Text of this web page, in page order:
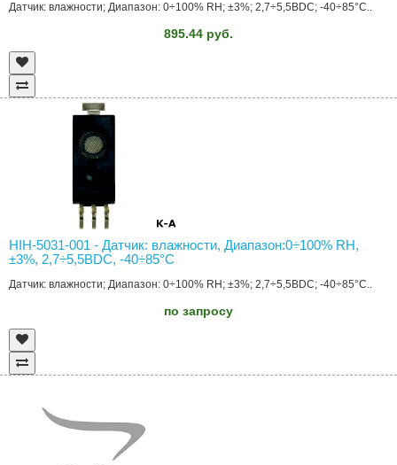
Датчик: влажности; Диапазон: 0÷100% RH; ±3%; 2,7÷5,5ВDC; -40÷85°C..
895.44 руб.
HIH-5031-001 - Датчик: влажности, Диапазон:0÷100% RH,
±3%, 2,7÷5,5ВDC, -40÷85°C
Датчик: влажности; Диапазон: 0÷100% RH; ±3%; 2,7÷5,5ВDC; -40÷85°C..
по запросу